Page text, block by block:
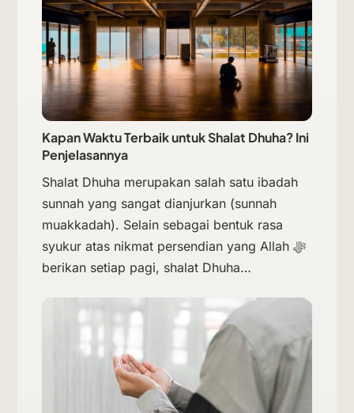
Kapan Waktu Terbaik untuk Shalat Dhuha? Ini
Penjelasannya
Shalat Dhuha merupakan salah satu ibadah
sunnah yang sangat dianjurkan (sunnah
muakkadah). Selain sebagai bentuk rasa
syukur atas nikmat persendian yang Allah ﷻ
berikan setiap pagi, shalat Dhuha…